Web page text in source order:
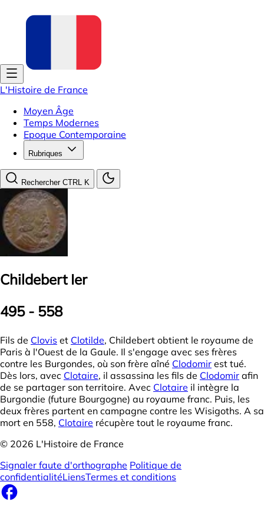
L'Histoire de France
Moyen Âge
Temps Modernes
Epoque Contemporaine
Rubriques
Rechercher CTRL K
Childebert Ier
495 - 558
Fils de Clovis et Clotilde, Childebert obtient le royaume de
Paris à l'Ouest de la Gaule. Il s'engage avec ses frères
contre les Burgondes, où son frère aîné Clodomir est tué.
Dès lors, avec Clotaire, il assassina les fils de Clodomir afin
de se partager son territoire. Avec Clotaire il intègre la
Burgondie (future Bourgogne) au royaume franc. Puis, les
deux frères partent en campagne contre les Wisigoths. A sa
mort en 558, Clotaire récupère tout le royaume franc.
© 2026 L'Histoire de France
Signaler faute d'orthographe Politique de
confidentialitéLiensTermes et conditions